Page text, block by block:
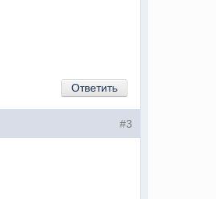
Ответить
#3